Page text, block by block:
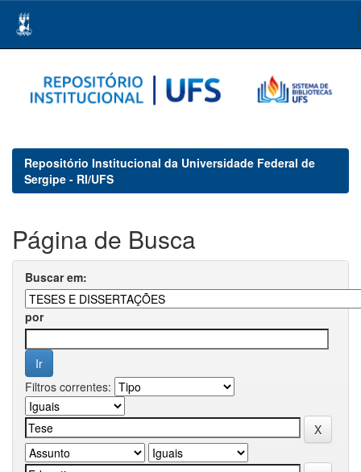
navigation
Repositório Institucional da Universidade Federal de
Sergipe - RI/UFS
Página de Busca
Buscar em:
por
Filtros correntes: